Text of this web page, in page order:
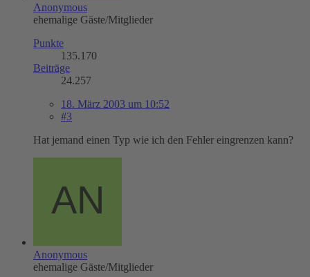
Anonymous
ehemalige Gäste/Mitglieder
Punkte
135.170
Beiträge
24.257
18. März 2003 um 10:52
#3
Hat jemand einen Typ wie ich den Fehler eingrenzen kann?
Anonymous
ehemalige Gäste/Mitglieder